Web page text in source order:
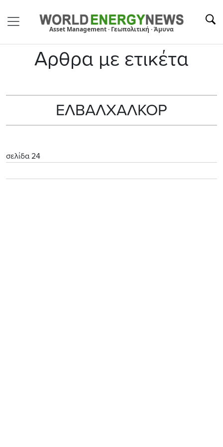
Asset Management · Γεωπολιτική · Άμυνα
Αρθρα με ετικέτα
ΕΛΒΑΛΧΑΛΚΟΡ
σελίδα 24